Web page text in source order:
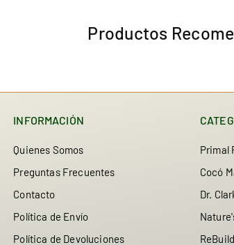
Productos
INFORMACIÓN
Quienes Somos
Preguntas Frecuentes
Contacto
Política de Envío
Política de Devoluciones
Primal
Cocó
Dr.